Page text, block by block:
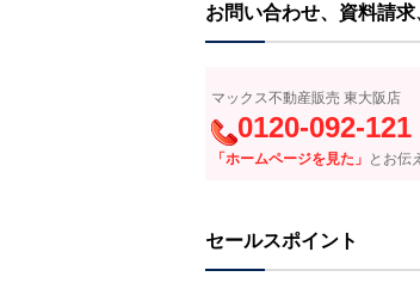
お問い合わせ、資料請
マックス不動産販売 東大阪店
0120-092-121
「ホームページを見た」 とお伝
セールスポイント